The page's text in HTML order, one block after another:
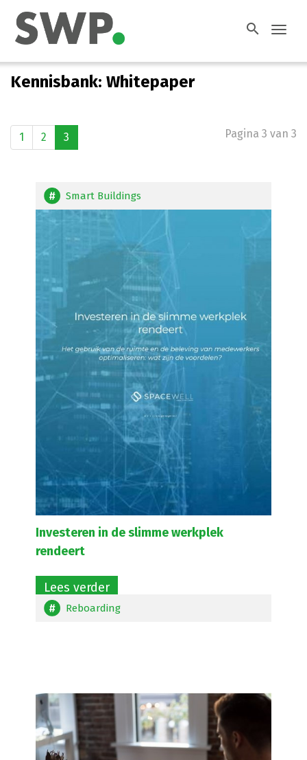
search
Kennisbank: Whitepaper
1 2 3 Pagina 3 van 3
Smart Buildings
Investeren in de slimme werkplek
rendeert
Lees verder
Reboarding